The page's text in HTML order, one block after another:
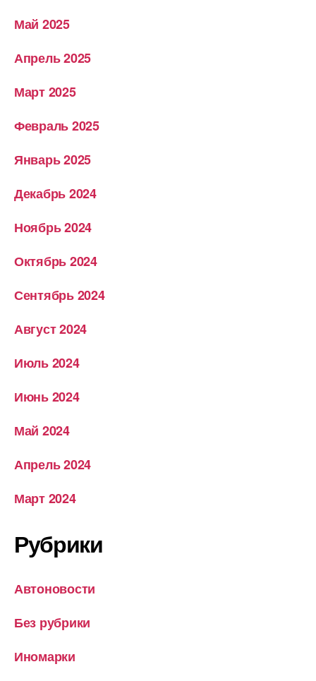
Май 2025
Апрель 2025
Март 2025
Февраль 2025
Январь 2025
Декабрь 2024
Ноябрь 2024
Октябрь 2024
Сентябрь 2024
Август 2024
Июль 2024
Июнь 2024
Май 2024
Апрель 2024
Март 2024
Рубрики
Автоновости
Без рубрики
Иномарки